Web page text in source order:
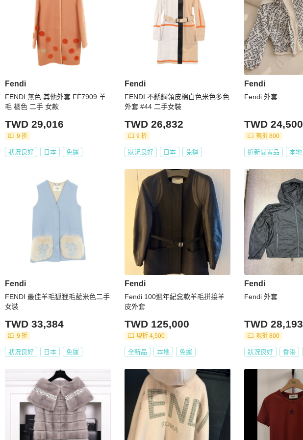
務
17:30 (日本國定假日除外)
提供，商品從日本發貨，下單前請聊聊詢問
您，有打統編需求，可聊聊私訊事先通知為您開立三聯式發票
經在原網站上被售出・刪除的情形，商品已搶先售出，將為您取消訂單，還請見
瑕疵細節，並在您下單之後，提供商品細節影片，您可以再次確認商品成色，
品是一致的
您認為商品不如預期（存在著賣家未描述的缺陷），請提供充分、完整的商品
協議，實際爭議之解決則須依商品出賣人之回應與決定及 PopChill 的綜合判斷
流程完成下單，即表示願意依照本服務約定條款及相關網頁上所載明的約定內
Fendi
FENDI 無色 其他外套 FF7909 羊
毛 橘色 二手 女款
TWD 29,016
9 折
狀況良好 日本 免運
Fendi
FENDI 不銹鋼領皮棉白色米色多色
外套 #44 二手女裝
TWD 26,832
9 折
狀況良好 日本 免運
Fendi
Fendi 外套
TWD 24,500
現折 800
近新閒置品 本地
Fendi
FENDI 最佳羊毛狐狸毛藍米色二手
女裝
TWD 33,384
9 折
狀況良好 日本 免運
Fendi
Fendi 100週年紀念款羊毛拼接羊
皮外套
TWD 125,000
現折 4,500
全新品 本地 免運
Fendi
Fendi 外套
TWD 28,193
現折 800
狀況良好 香港